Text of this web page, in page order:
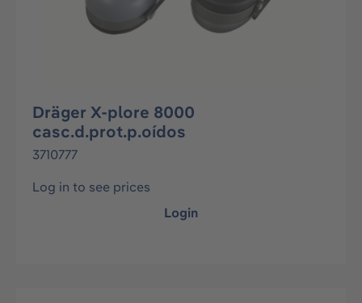
Dräger X-plore 8000
casc.d.prot.p.oídos
3710777
Log in to see prices
Login